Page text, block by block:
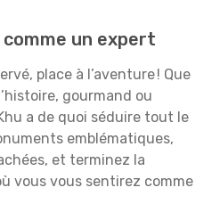
comme un expert
place à l’aventure ! Que
gourmand ou
a de quoi séduire tout le
emblématiques,
et terminez la
vous vous sentirez comme